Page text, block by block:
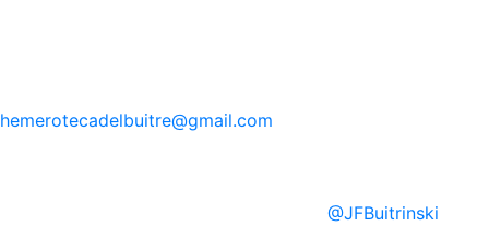
hemerotecadelbuitre@gmail.com
@JFBuitrinski